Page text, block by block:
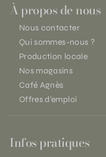
À propos de nous
Nous contacter
Qui sommes-nous ?
Production locale
Nos magasins
Café Agnès
Offres d'emploi
Infos pratiques